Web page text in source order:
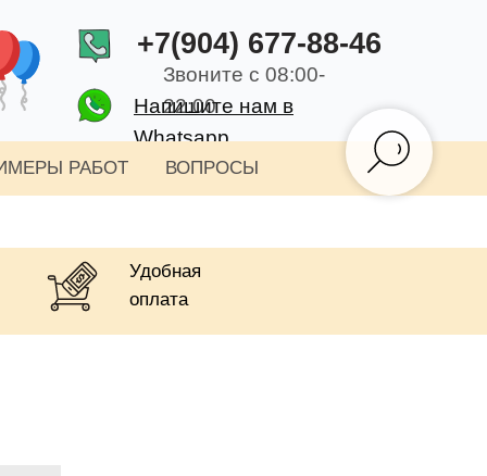
+7(904) 677-88-46
Звоните с 08:00-
22:00
Напишите нам в
Whatsapp
РАБОТ ВОПРОСЫ
Удобная
оплата